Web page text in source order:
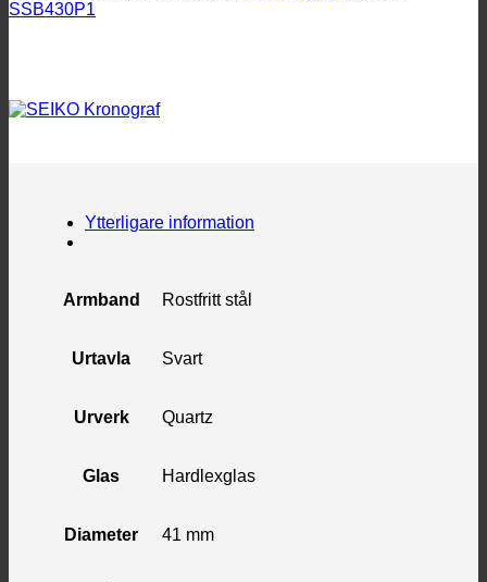
SSB430P1
Ytterligare information
Armband Rostfritt stål
Urtavla Svart
Urverk Quartz
Glas Hardlexglas
Diameter 41 mm